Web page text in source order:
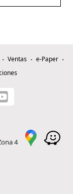
Ventas
e-Paper
4